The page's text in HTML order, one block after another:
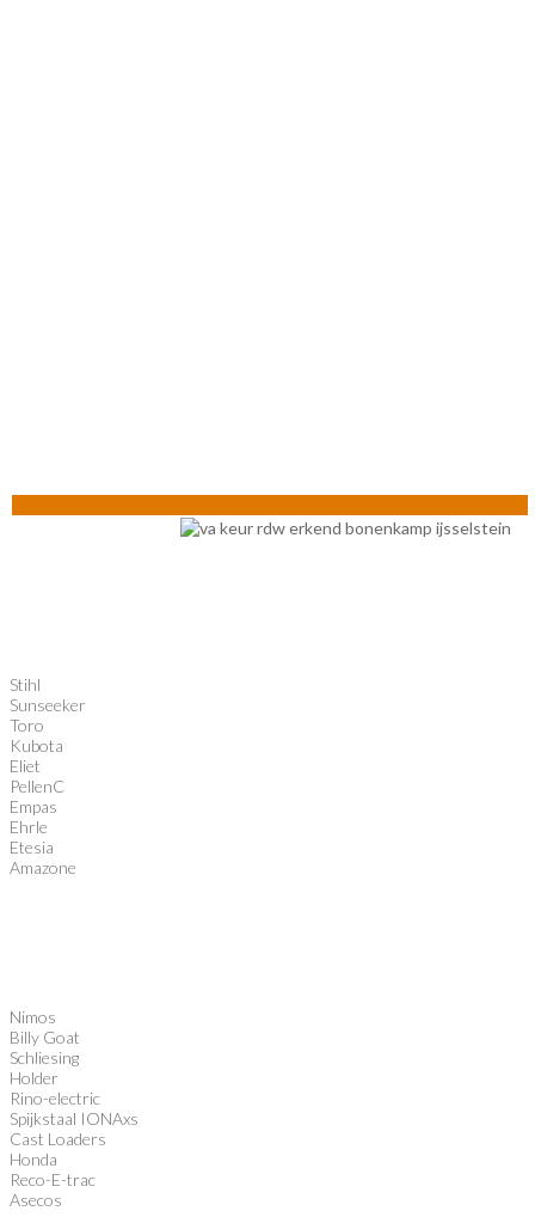
Stihl
Sunseeker
Toro
Kubota
Eliet
PellenC
Empas
Ehrle
Etesia
Amazone
Nimos
Billy Goat
Schliesing
Holder
Rino-electric
Spijkstaal IONAxs
Cast Loaders
Honda
Reco-E-trac
Asecos